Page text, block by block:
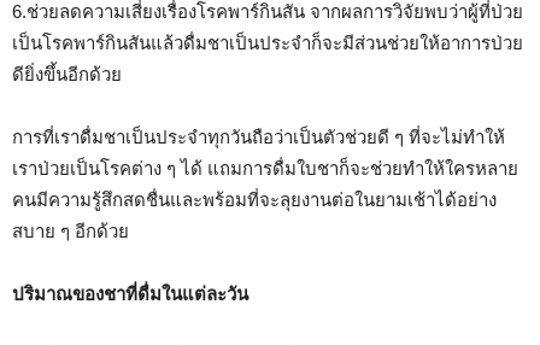
6.ช่วยลดความเสี่ยงเรื่องโรคพาร์กินสัน จากผลการวิจัยพบว่าผู้ที่ป่วย
เป็นโรคพาร์กินสันแล้วดื่มชาเป็นประจำก็จะมีส่วนช่วยให้อาการป่วย
ดียิ่งขึ้นอีกด้วย
การที่เราดื่มชาเป็นประจำทุกวันถือว่าเป็นตัวช่วยดี ๆ ที่จะไม่ทำให้
เราป่วยเป็นโรคต่าง ๆ ได้ แถมการดื่มใบชาก็จะช่วยทำให้ใครหลาย
คนมีความรู้สึกสดชื่นและพร้อมที่จะลุยงานต่อในยามเช้าได้อย่าง
สบาย ๆ อีกด้วย
ปริมาณของชาที่ดื่มในแต่ละวัน